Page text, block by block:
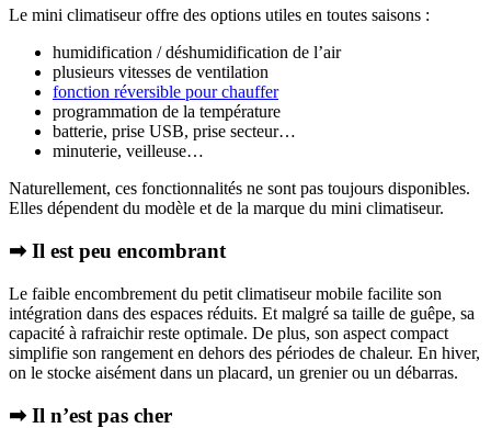
Le mini climatiseur offre des options utiles en toutes saisons :
humidification / déshumidification de l’air
plusieurs vitesses de ventilation
fonction réversible pour chauffer
programmation de la température
batterie, prise USB, prise secteur…
minuterie, veilleuse…
Naturellement, ces fonctionnalités ne sont pas toujours disponibles.
Elles dépendent du modèle et de la marque du mini climatiseur.
➡ Il est peu encombrant
Le faible encombrement du petit climatiseur mobile facilite son
intégration dans des espaces réduits. Et malgré sa taille de guêpe, sa
capacité à rafraichir reste optimale. De plus, son aspect compact
simplifie son rangement en dehors des périodes de chaleur. En hiver,
on le stocke aisément dans un placard, un grenier ou un débarras.
➡ Il n’est pas cher